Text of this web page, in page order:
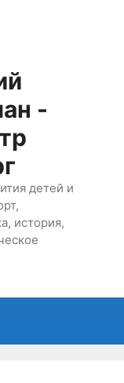
-
детей и
история,